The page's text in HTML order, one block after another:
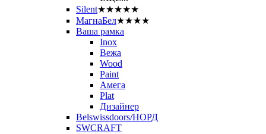
Silent★★★★★
МагнаБел★★★★
Ваша рамка
Inox
Вежа
Wood
Paint
Амега
Plat
Дизайнер
Belswissdoors/НОРД
SWCRAFT